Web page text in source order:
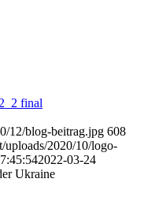
final
12/blog-beitrag.jpg 608
uploads/2020/10/logo-
2022-03-24
Ukraine